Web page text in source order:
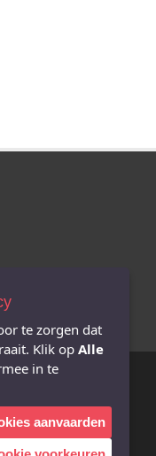
te zorgen dat
Klik op Alle
in te
aanvaarden